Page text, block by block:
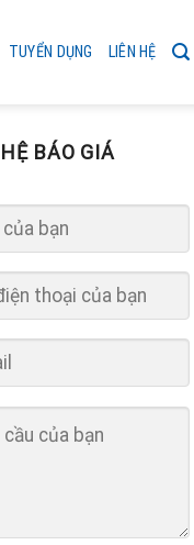
TUYỂN DỤNG LIÊN HỆ
BÁO GIÁ